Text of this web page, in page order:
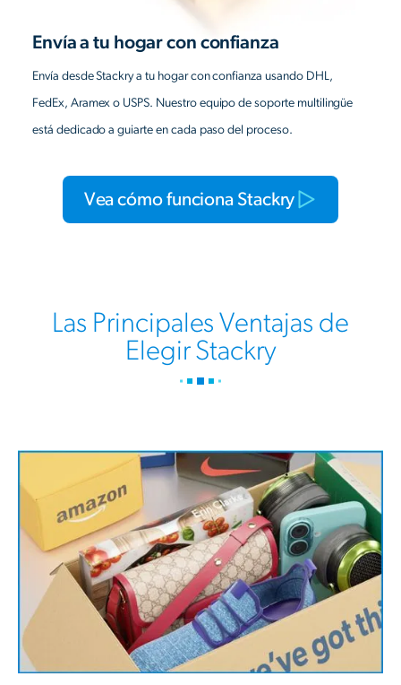
Envía a tu hogar con confianza
Envía desde Stackry a tu hogar con confianza usando DHL,
FedEx, Aramex o USPS. Nuestro equipo de soporte multilingüe
está dedicado a guiarte en cada paso del proceso.
Vea cómo funciona Stackry
Las Principales Ventajas de
Elegir Stackry